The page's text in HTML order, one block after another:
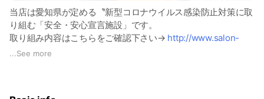
当店は愛知県が定める〝新型コロナウイルス感染防止対策に取
り組む「安全・安心宣言施設」です。
取り組み内容はこちらをご確認下さい→ http://www.salon-
beaux.net/info/2020/080616521085.html
...See more